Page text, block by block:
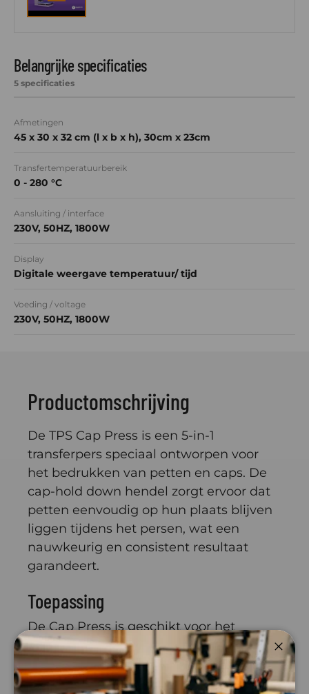
Belangrijke specificaties
5 specificaties
Afmetingen
45 x 30 x 32 cm (l x b x h), 30cm x 23cm
Transfertemperatuurbereik
0 - 280 °C
Aansluiting / interface
230V, 50HZ, 1800W
Display
Digitale weergave temperatuur/ tijd
Voeding / voltage
230V, 50HZ, 1800W
Productomschrijving
De TPS Cap Press is een 5-in-1
transferpers speciaal ontworpen voor
het bedrukken van petten en caps. De
cap-hold down hendel zorgt ervoor dat
petten eenvoudig op hun plaats blijven
liggen tijdens het persen, wat een
nauwkeurig en consistent resultaat
garandeert.
Toepassing
De Cap Press is geschikt voor het
aanbrengen van hittetransfers op
petten, caps en andere gebogen
textielproducten. De 5-in-1